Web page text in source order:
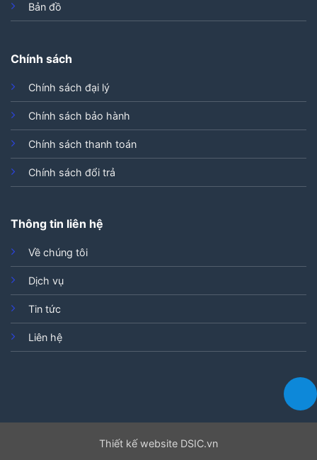
Bản đồ
Chính sách
Chính sách đại lý
Chính sách bảo hành
Chính sách thanh toán
Chính sách đổi trả
Thông tin liên hệ
Về chúng tôi
Dịch vụ
Tin tức
Liên hệ
Thiết kế website DSIC.vn